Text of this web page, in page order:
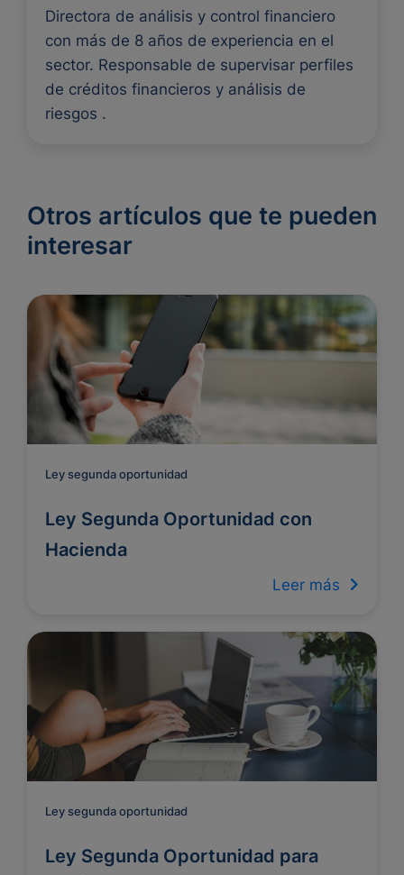
Directora de análisis y control financiero
con más de 8 años de experiencia en el
sector. Responsable de supervisar perfiles
de créditos financieros y análisis de
riesgos .
Otros artículos que te pueden
interesar
Ley segunda oportunidad
Ley Segunda Oportunidad con
Hacienda
Leer más
Ley segunda oportunidad
Ley Segunda Oportunidad para